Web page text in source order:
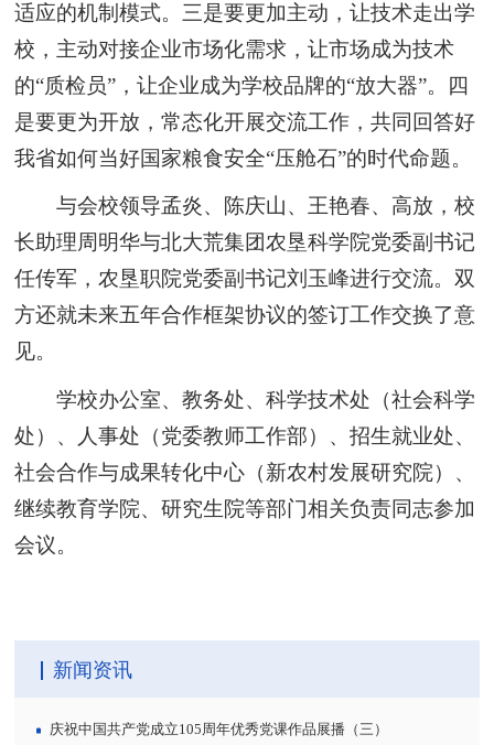
适应的机制模式。三是要更加主动，让技术走出学
校，主动对接企业市场化需求，让市场成为技术
的“质检员”，让企业成为学校品牌的“放大器”。四
是要更为开放，常态化开展交流工作，共同回答好
我省如何当好国家粮食安全“压舱石”的时代命题。
与会校领导孟炎、陈庆山、王艳春、高放，校
长助理周明华与北大荒集团农垦科学院党委副书记
任传军，农垦职院党委副书记刘玉峰进行交流。双
方还就未来五年合作框架协议的签订工作交换了意
见。
学校办公室、教务处、科学技术处（社会科学
处）、人事处（党委教师工作部）、招生就业处、
社会合作与成果转化中心（新农村发展研究院）、
继续教育学院、研究生院等部门相关负责同志参加
会议。
新闻资讯
庆祝中国共产党成立105周年优秀党课作品展播（三）